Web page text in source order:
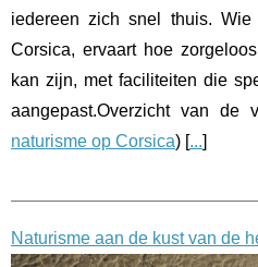
iedereen zich snel thuis.
Corsica, ervaart hoe
kan zijn, met faciliteiten die
aangepast.Overzicht van de
naturisme op Corsica) [...]
Naturisme aan de kust van de